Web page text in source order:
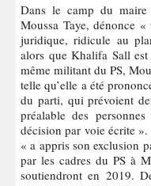
Dans le camp du maire de Dakar, son conseiller politique,
Moussa Taye, dénonce
juridique, ridicule au
alors que Khalifa Sall
même militant du PS,
telle qu’elle a été
du parti, qui prévoient
préalable des
décision par voie écrite ».
« a appris son exclusion
par les cadres du PS à
soutiendront en 2019.